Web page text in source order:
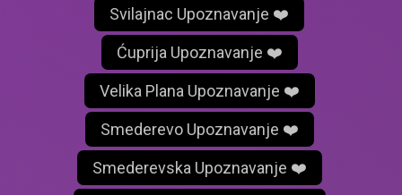
Svilajnac Upoznavanje ❤️
Ćuprija Upoznavanje ❤️
Velika Plana Upoznavanje ❤️
Smederevo Upoznavanje ❤️
Smederevska Upoznavanje ❤️